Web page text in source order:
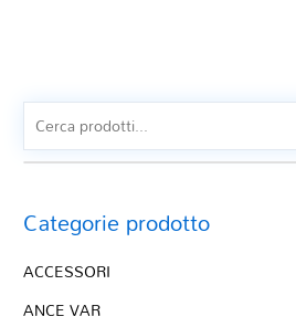
Categorie prodotto
ACCESSORI
ANCE VAR